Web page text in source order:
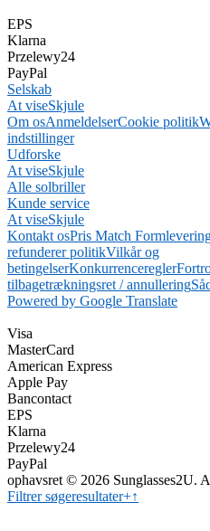
EPS
Klarna
Przelewy24
PayPal
Selskab
At viseSkjule
Om osAnmeldelserCookie politik
indstillinger
Udforske
At viseSkjule
Alle solbriller
Kunde service
At viseSkjule
Kontakt osPris Match Form
refunderer politikVilkår og
betingelserKonkurrenceregler
tilbagetrækningsret / annullering
Powered by Google Translate
Visa
MasterCard
American Express
Apple Pay
Bancontact
EPS
Klarna
Przelewy24
PayPal
ophavsret © 2026 Sunglasses2U.
Filtrer søgeresultater+↑